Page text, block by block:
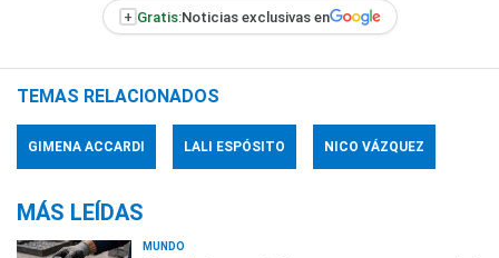
+ Gratis:Noticias exclusivas en
TEMAS RELACIONADOS
GIMENA ACCARDI LALI ESPÓSITO NICO VÁZQUEZ
MÁS LEÍDAS
MUNDO